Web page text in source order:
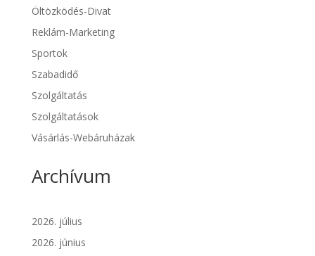
Öltözködés-Divat
Reklám-Marketing
Sportok
Szabadidő
Szolgáltatás
Szolgáltatások
Vásárlás-Webáruházak
Archívum
2026. július
2026. június